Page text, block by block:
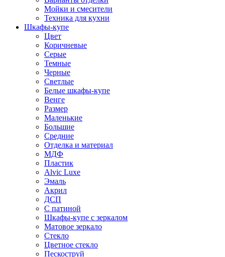
Мойки и смесители
Техника для кухни
Шкафы-купе
Цвет
Коричневые
Серые
Темные
Черные
Светлые
Белые шкафы-купе
Венге
Размер
Маленькие
Большие
Средние
Отделка и материал
МДФ
Пластик
Alvic Luxe
Эмаль
Акрил
ДСП
С патиной
Шкафы-купе с зеркалом
Матовое зеркало
Стекло
Цветное стекло
Пескоструй